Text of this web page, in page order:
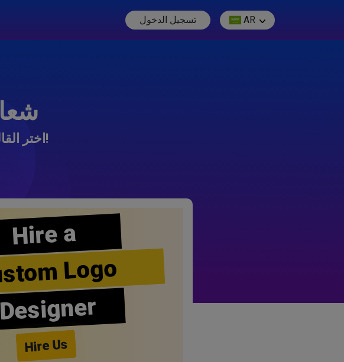
تسجيل الدخول AR
اختر القالب الذي يناسبك بشكل أفضل!
Hire a
Logo
Designer
Hire Us